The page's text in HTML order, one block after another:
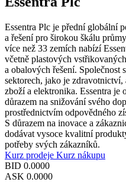
Essentra Plc je přední globální
a řešení pro širokou škálu
více než 33 zemích nabízí
včetně plastových
a obalových řešení. Společnost
sektorech, jako je
zboží a elektronika. Essentra je
důrazem na snižování svého
prostřednictvím odpovědného
S důrazem na inovace a
dodávat vysoce kvalitní
potřeby svých zákazníků.
Kurz prodeje Kurz nákupu
BID 0.0000
ASK 0.0000